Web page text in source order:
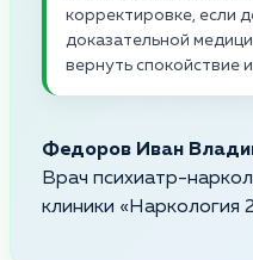
корректировке, если
доказательной
вернуть спокойствие
Федоров Иван
Врач психиатр-
клиники